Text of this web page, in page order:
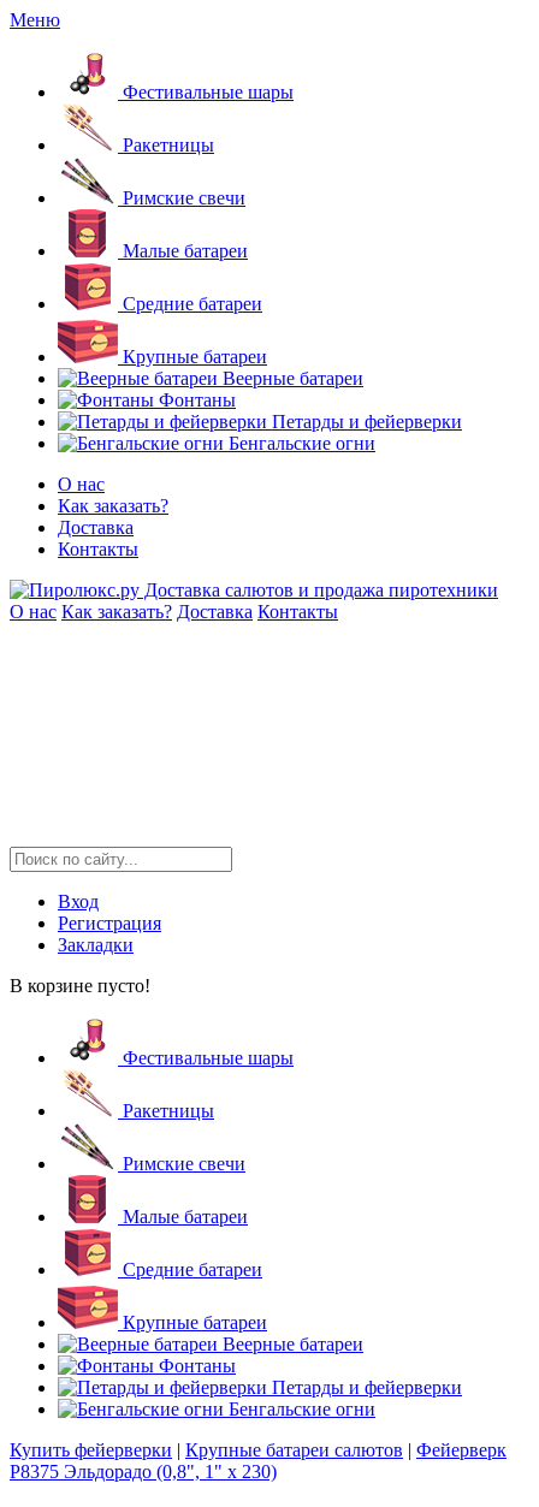
Меню
Фестивальные шары
Ракетницы
Римские свечи
Малые батареи
Средние батареи
Крупные батареи
Веерные батареи
Фонтаны
Петарды и фейерверки
Бенгальские огни
О нас
Как заказать?
Доставка
Контакты
О нас Как заказать? Доставка Контакты
Вход
Регистрация
Закладки
В корзине пусто!
Фестивальные шары
Ракетницы
Римские свечи
Малые батареи
Средние батареи
Крупные батареи
Веерные батареи
Фонтаны
Петарды и фейерверки
Бенгальские огни
Купить фейерверки | Крупные батареи салютов | Фейерверк
Р8375 Эльдорадо (0,8", 1" x 230)